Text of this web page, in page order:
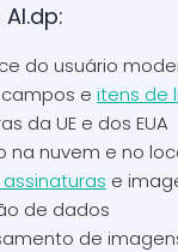
do usuário
e itens de
da UE e dos EUA
na nuvem e no
e
de dados
de